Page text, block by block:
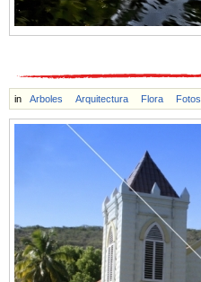
in Arboles Arquitectura Flora Fotos